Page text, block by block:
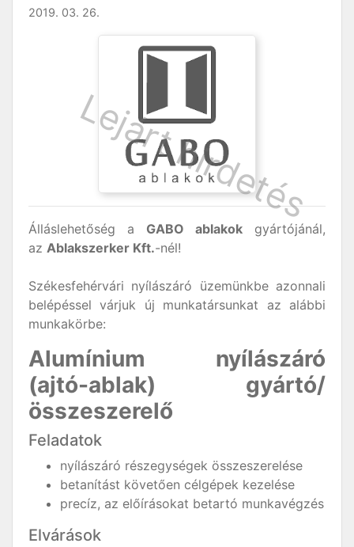
2019. 03. 26.
Álláslehetőség a GABO ablakok gyártójánál,
az Ablakszerker Kft.-nél!
Székesfehérvári nyílászáró üzemünkbe azonnali
belépéssel várjuk új munkatársunkat az alábbi
munkakörbe:
Alumínium nyílászáró
(ajtó-ablak) gyártó/
összeszerelő
Feladatok
nyílászáró részegységek összeszerelése
betanítást követően célgépek kezelése
precíz, az előírásokat betartó munkavégzés
Elvárások